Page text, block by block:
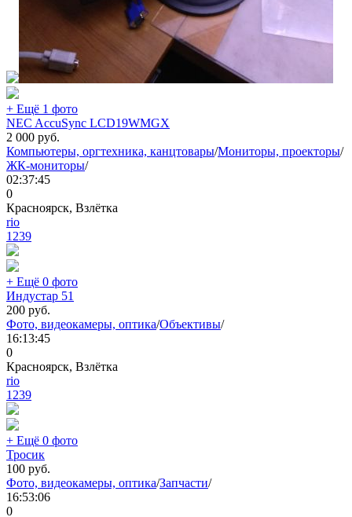
+ Ещё 1 фото
NEC AccuSync LCD19WMGX
2 000 руб.
Компьютеры, оргтехника, канцтовары/Мониторы, проекторы/
ЖК-мониторы/
02:37:45
0
Красноярск, Взлётка
rio
1239
+ Ещё 0 фото
Индустар 51
200 руб.
Фото, видеокамеры, оптика/Объективы/
16:13:45
0
Красноярск, Взлётка
rio
1239
+ Ещё 0 фото
Тросик
100 руб.
Фото, видеокамеры, оптика/Запчасти/
16:53:06
0